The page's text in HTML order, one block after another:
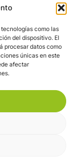
como las
del dispositivo. El
procesar datos como
únicas en este
afectar